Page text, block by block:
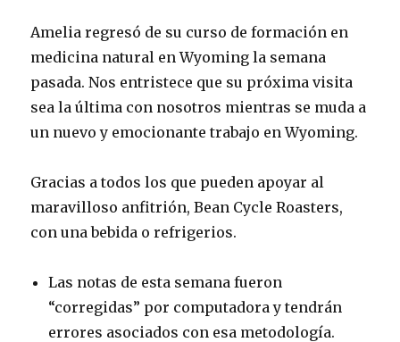
Amelia regresó de su curso de formación en
medicina natural en Wyoming la semana
pasada. Nos entristece que su próxima visita
sea la última con nosotros mientras se muda a
un nuevo y emocionante trabajo en Wyoming.
Gracias a todos los que pueden apoyar al
maravilloso anfitrión, Bean Cycle Roasters,
con una bebida o refrigerios.
Las notas de esta semana fueron
“corregidas” por computadora y tendrán
errores asociados con esa metodología.